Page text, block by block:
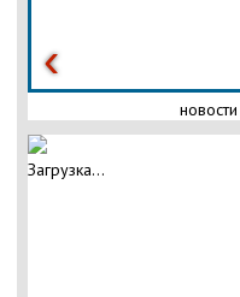
новости
Загрузка...